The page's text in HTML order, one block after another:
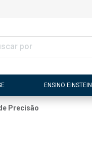
ENSINO EINSTEIN
Precisão